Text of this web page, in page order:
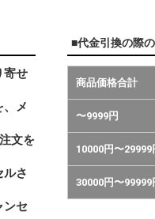
寄せ
メ
文を
さ
ンセ
■代金引換の際
商品価格合計
〜9999円
10000円〜29999
30000円〜99999